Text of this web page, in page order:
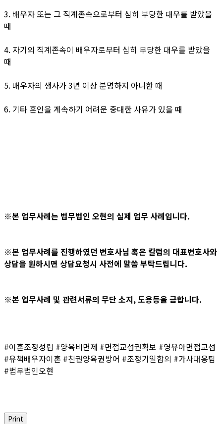
3. 배우자 또는 그 직계존속으로부터 심히 부당한 대우를 받았을
때
4. 자기의 직계존속이 배우자로부터 심히 부당한 대우를 받았을
때
5. 배우자의 생사가 3년 이상 분명하지 아니한 때
6. 기타 혼인을 계속하기 어려운 중대한 사유가 있을 때
※본 업무사례는 법무법인 오현의 실제 업무 사례입니다.
※본 업무사례를 진행하였던 변호사님 혹은 칼럼의 대표변호사와
상담을 원하시면 상담요청시 사전에 말씀 부탁드립니다.
※본 업무사례 및 관련서류의 무단 소지, 도용등을 금합니다.
#이혼조정성립 #양육비면제 #면접교섭권확보 #영유아면접교섭
#유책배우자이혼 #친권양육권방어 #조정기일합의 #가사대응팀
#법무법인오현
Print